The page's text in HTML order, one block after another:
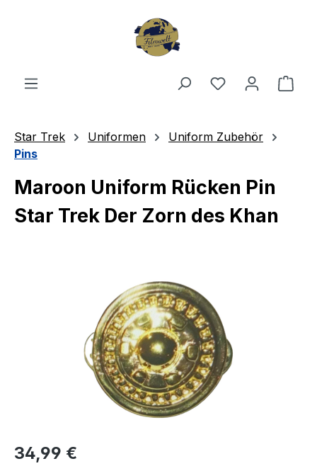
Du hast 0
Star Trek Uniformen
Uniform Zubehör
Pins
Maroon Uniform Rücken Pin
Star Trek Der Zorn des Khan
Regulärer Preis:
34,99 €